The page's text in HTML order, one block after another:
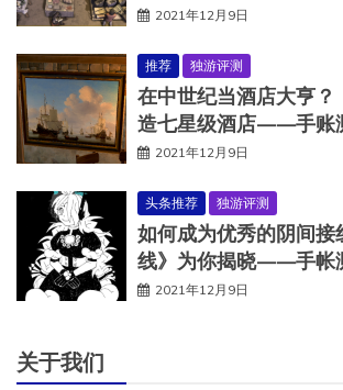
2021年12月9日
推荐 独游评测
在中世纪当酒店大亨？
造七星级酒店——手账
2021年12月9日
头条推荐 独游评测
如何成为优秀的阴间接
线》为你揭晓——手帐
2021年12月9日
关于我们